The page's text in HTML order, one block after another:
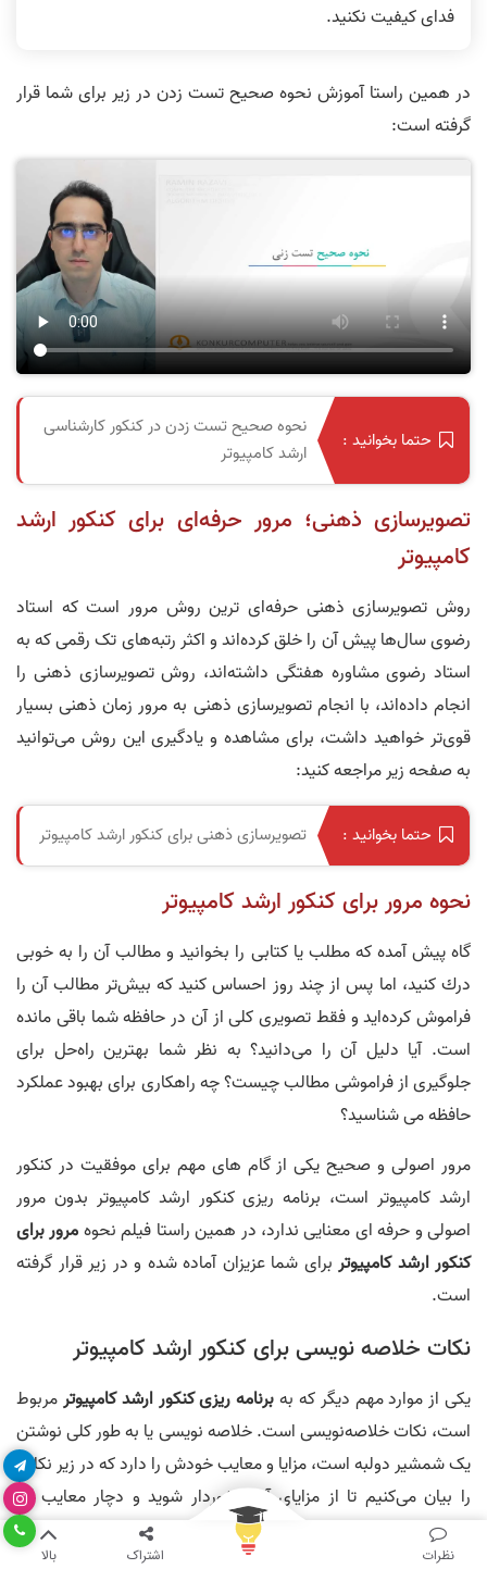
نظرات اشتراک بالا
فدای کیفیت نکنید.
در همین راستا آموزش نحوه صحیح تست زدن در زیر برای شما قرار
گرفته است:
حتما بخوانید :
نحوه صحیح تست‌ زدن در کنکور کارشناسی
ارشد کامپیوتر
تصویرسازی ذهنی؛ مرور حرفه‌ای برای کنکور ارشد
کامپیوتر
روش تصویرسازی ذهنی حرفه‌ای ترین روش مرور است که استاد
رضوی سال‌ها پیش آن را خلق کرده‌اند و اکثر رتبه‌های تک رقمی که به
استاد رضوی مشاوره هفتگی داشته‌اند، روش تصویرسازی ذهنی را
انجام داده‌اند، با انجام تصویرسازی ذهنی به مرور زمان ذهنی بسیار
قوی‌تر خواهید داشت، برای مشاهده و یادگیری این روش می‌توانید
به صفحه زیر مراجعه کنید:
حتما بخوانید : تصویرسازی ذهنی برای کنکور ارشد کامپیوتر
نحوه مرور برای کنکور ارشد کامپیوتر
گاه پیش آمده كه مطلب یا كتابی را بخوانید و مطالب آن را به خوبی
درك كنید، اما پس از چند روز احساس كنید كه بیش‌تر مطالب آن را
فراموش كرده‌اید و فقط تصویری كلی از آن در حافظه شما باقی مانده
است. آیا دلیل آن را می‌دانید؟ به نظر شما بهترین راه‌حل برای
جلوگیری از فراموشی مطالب چیست؟ چه راهكاری برای بهبود عملكرد
حافظه می شناسید؟
مرور اصولی و صحیح یکی از گام های مهم برای موفقیت در کنکور
ارشد کامپیوتر است، برنامه ریزی کنکور ارشد کامپیوتر بدون مرور
اصولی و حرفه ای معنایی ندارد، در همین راستا فیلم نحوهمرور برای
کنکور ارشد کامپیوتر برای شما عزیزان آماده شده و در زیر قرار گرفته
است.
نکات خلاصه نویسی برای کنکور ارشد کامپیوتر
یکی از موارد مهم دیگر که بهبرنامه ریزی کنکور ارشد کامپیوترمربوط
است، نکات خلاصه‌نویسی است. خلاصه نویسی یا به طور کلی نوشتن
یک شمشیر دولبه است، مزایا و معایب خودش را دارد که در زیر نکاتی
را بیان می‌کنیم تا از مزایای آن برخوردار شوید و دچار معایب آن
نشوید.